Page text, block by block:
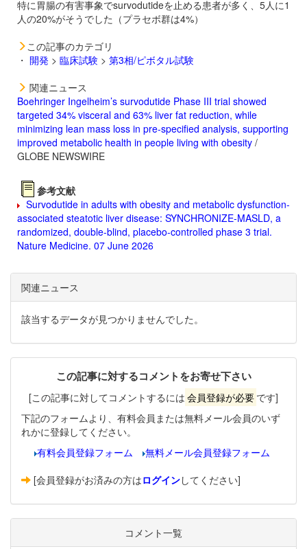
特に胃腸の有害事象でsurvodutideを止める患者が多く、5人に1
人の20%がそうでした（プラセボ群は4%）
この記事のカテゴリ
・ 開発 > 臨床試験 > 第3相/ピボタル試験
関連ニュース
Boehringer Ingelheim’s survodutide Phase III trial showed
targeted 34% visceral and 63% liver fat reduction, while
minimizing lean mass loss in pre-specified analysis, supporting
improved metabolic health in people living with obesity /
GLOBE NEWSWIRE
参考文献
Survodutide in adults with obesity and metabolic dysfunction-
associated steatotic liver disease: SYNCHRONIZE-MASLD, a
randomized, double-blind, placebo-controlled phase 3 trial.
Nature Medicine. 07 June 2026
関連ニュース
該当するデータが見つかりませんでした。
この記事に対するコメントをお寄せ下さい
[この記事に対してコメントするには 会員登録が必要 です]
下記のフォームより、有料会員または無料メール会員のいず
れかに登録してください。
有料会員登録フォーム
無料メール会員登録フォーム
[会員登録がお済みの方はログインしてください]
コメント一覧